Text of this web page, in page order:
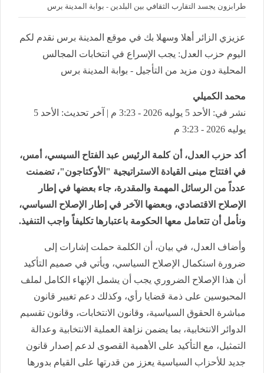
طرابزون يجسد التقارب الثقافي بين البلدين - بوابة المدينة برس
عزيزي الزائر أهلا وسهلا بك في موقع المدينة برس نقدم لكم
اليوم حزب العدل: يجب الإسراع في انتخابات المجالس
المحلية دون مزيد من التأجيل - بوابة المدينة برس
محمد الكميلي
نشر في: الأحد 5 يوليه 2026 - 3:23 م | آخر تحديث: الأحد 5
يوليه 2026 - 3:23 م
أكد حزب العدل، أن كلمة الرئيس عبد الفتاح السيسي، أمس،
في افتتاح مبنى القيادة الاستراتيجية "الأوكتاجون"، تضمنت
عدداً من الرسائل المهمة والمقدرة، جاء بعضها في إطار
الإصلاح الاقتصادي، وبعضها الآخر في إطار الإصلاح السياسي،
ونأمل أن تتعامل معها الحكومة باعتبارها تكليفاً واجب التنفيذ.
وأضاف العدل، في بيان، أن الكلمة حملت إشارات إلى
ضرورة استكمال الإصلاح السياسي، ويأتي في صميم التأكيد
أن هذا الإصلاح الضروري يجب أن يشمل الإنهاء الكامل لملف
المحبوسين على ذمة قضايا رأي، وكذلك دعم تغيير قانون
مباشرة الحقوق السياسية، وقانون الانتخابات، وقانون تقسيم
الدوائر الانتخابية، بما يضمن نزاهة العملية الانتخابية وعدالة
التمثيل، مع التأكيد على الأهمية القصوى لدعم إصدار قانون
جديد للأحزاب السياسية يعزز من قدرتها على القيام بدورها